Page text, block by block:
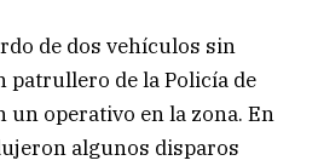
de dos vehículos sin
patrullero de la Policía de
operativo en la zona. En
algunos disparos